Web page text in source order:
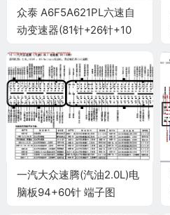
众泰 A6F5A621PL六速自
动变速器(81针+26针+10
一汽大众速腾(汽油2.0L)电
脑板94+60针 端子图